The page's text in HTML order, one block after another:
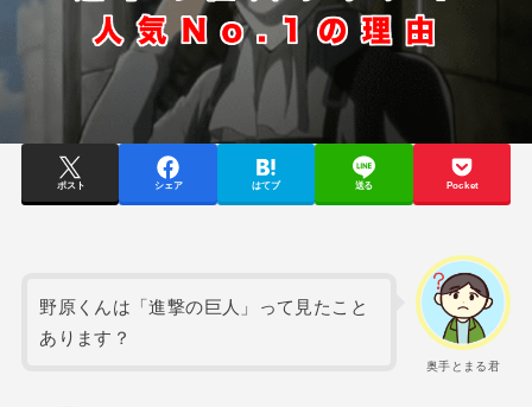
ポスト シェア はてブ 送る Pocket
奥手とまる君
野原くんは「進撃の巨人」って見たこと
あります？